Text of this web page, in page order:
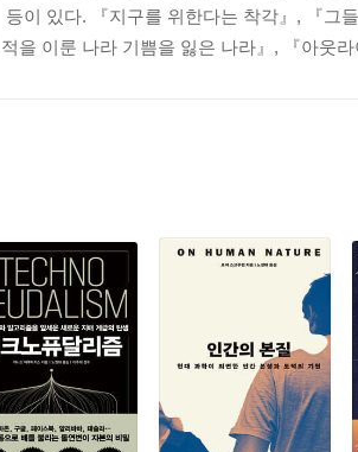
이 있다. 『지구를 위한다는 착각』, 『그
적을 이룬 나라 기쁨을 잃은 나라』, 『아웃